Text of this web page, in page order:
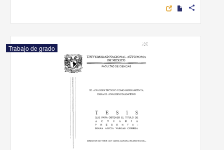
share
Trabajo de grado